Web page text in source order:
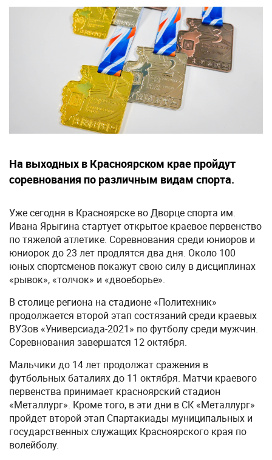
На выходных в Красноярском крае пройдут
соревнования по различным видам спорта.
Уже сегодня в Красноярске во Дворце спорта им.
Ивана Ярыгина стартует открытое краевое первенство
по тяжелой атлетике. Соревнования среди юниоров и
юниорок до 23 лет продлятся два дня. Около 100
юных спортсменов покажут свою силу в дисциплинах
«рывок», «толчок» и «двоеборье».
В столице региона на стадионе «Политехник»
продолжается второй этап состязаний среди краевых
ВУЗов «Универсиада-2021» по футболу среди мужчин.
Соревнования завершатся 12 октября.
Мальчики до 14 лет продолжат сражения в
футбольных баталиях до 11 октября. Матчи краевого
первенства принимает красноярский стадион
«Металлург». Кроме того, в эти дни в СК «Металлург»
пройдет второй этап Спартакиады муниципальных и
государственных служащих Красноярского края по
волейболу.